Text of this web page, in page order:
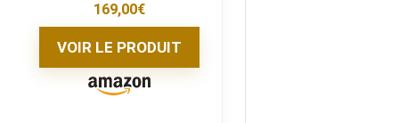
169,00€
VOIR LE PRODUIT